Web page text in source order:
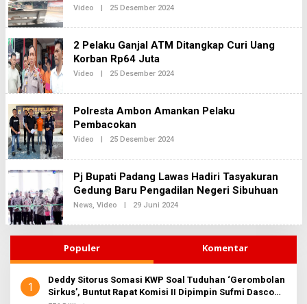
Video | 25 Desember 2024Oleh
2 Pelaku Ganjal ATM Ditangkap Curi Uang
Korban Rp64 Juta
Video | 25 Desember 2024Oleh
Polresta Ambon Amankan Pelaku
Pembacokan
Video | 25 Desember 2024Oleh
Pj Bupati Padang Lawas Hadiri Tasyakuran
Gedung Baru Pengadilan Negeri Sibuhuan
News, Video | 29 Juni 2024Oleh
Populer Komentar
1
Deddy Sitorus Somasi KWP Soal Tuduhan ‘Gerombolan
Sirkus’, Buntut Rapat Komisi II Dipimpin Sufmi Dasco